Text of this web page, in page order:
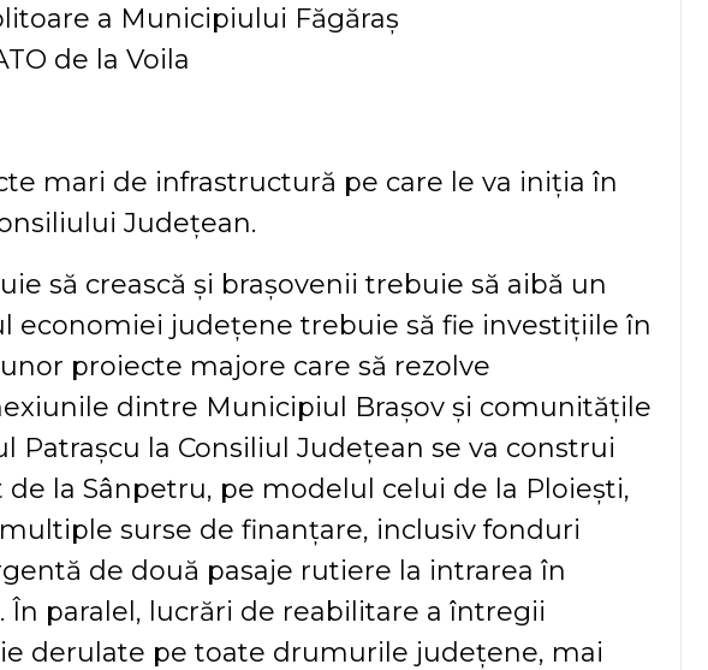
a Municipiului Făgăraș
de la Voila
mari de infrastructură pe care le va iniția în
Județean.
să crească și brașovenii trebuie să aibă un
economiei județene trebuie să fie investițiile în
proiecte majore care să rezolve
dintre Municipiul Brașov și comunitățile
la Consiliul Județean se va construi
la Sânpetru, pe modelul celui de la Ploiești,
surse de finanțare, inclusiv fonduri
de două pasaje rutiere la intrarea în
În paralel, lucrări de reabilitare a întregii
derulate pe toate drumurile județene, mai